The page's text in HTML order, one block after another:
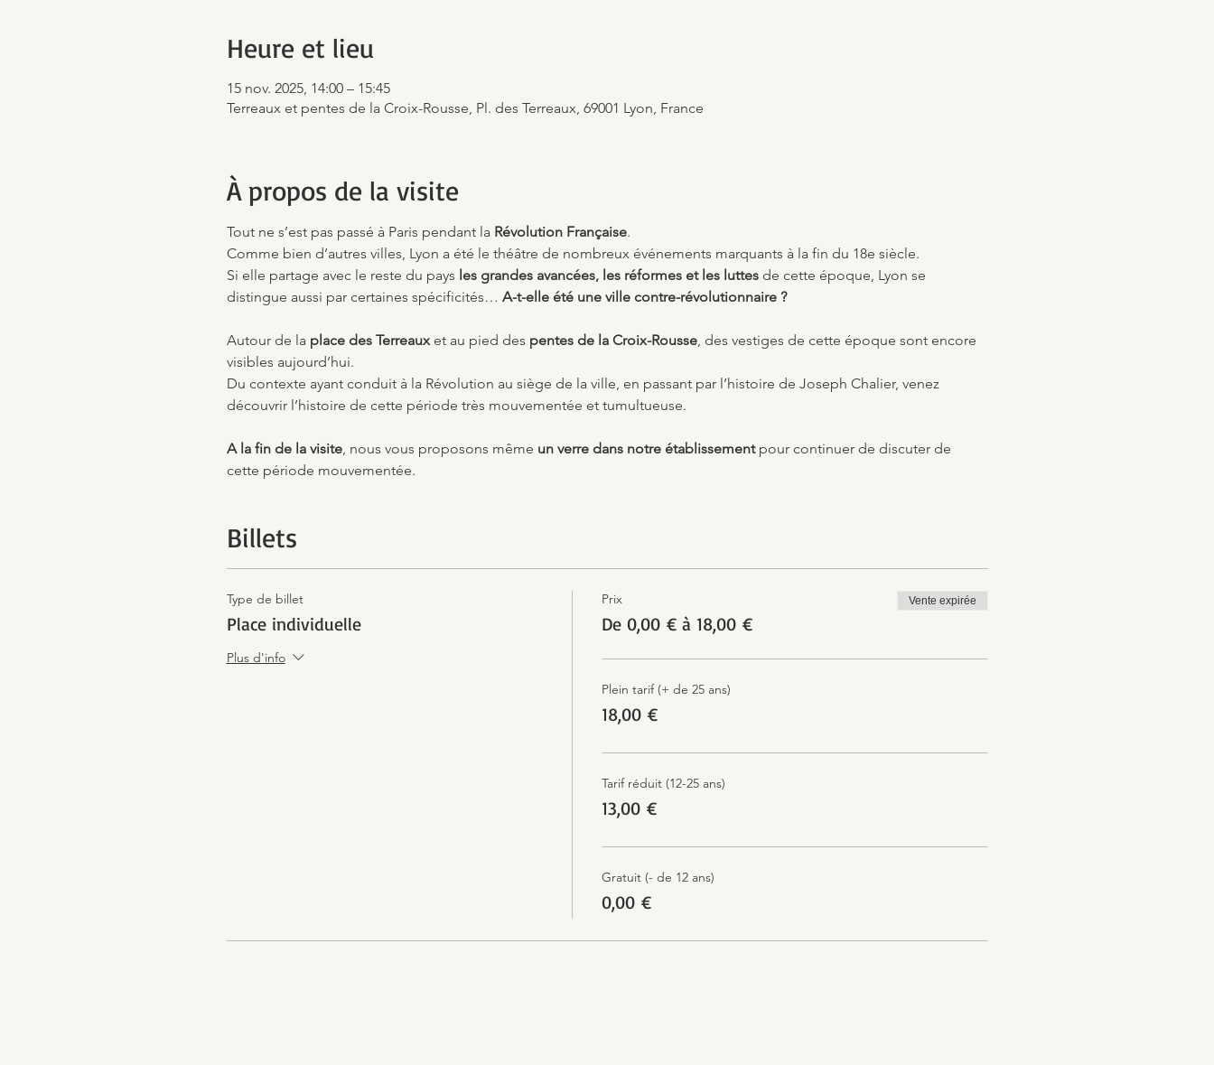
Heure et lieu
15 nov. 2025, 14:00 – 15:45
Terreaux et pentes de la Croix-Rousse, Pl. des Terreaux, 69001 Lyon, France
À propos de la visite
Tout ne s’est pas passé à Paris pendant la Révolution Française.
Comme bien d’autres villes, Lyon a été le théâtre de nombreux événements marquants à la fin du 18e siècle.
Si elle partage avec le reste du pays les grandes avancées, les réformes et les luttes de cette époque, Lyon se
distingue aussi par certaines spécificités… A-t-elle été une ville contre-révolutionnaire ?
Autour de la place des Terreaux et au pied des pentes de la Croix-Rousse, des vestiges de cette époque sont encore
visibles aujourd’hui.
Du contexte ayant conduit à la Révolution au siège de la ville, en passant par l’histoire de Joseph Chalier, venez
découvrir l’histoire de cette période très mouvementée et tumultueuse.
A la fin de la visite, nous vous proposons même un verre dans notre établissement pour continuer de discuter de
cette période mouvementée.
Billets
Type de billet
Place individuelle
Plus d'info
Prix
De 0,00 € à 18,00 €
Vente expirée
Plein tarif (+ de 25 ans)
18,00 €
Tarif réduit (12-25 ans)
13,00 €
Gratuit (- de 12 ans)
0,00 €